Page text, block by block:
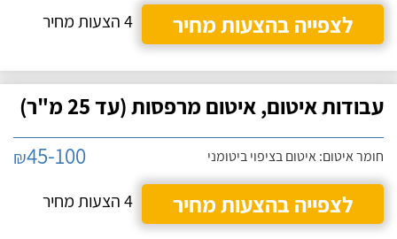
לצפייה בהצעות מחיר
4 הצעות מחיר
עבודות איטום, איטום מרפסות (עד 25 מ"ר)
חומר איטום: איטום בציפוי ביטומני ₪45-100
לצפייה בהצעות מחיר
4 הצעות מחיר